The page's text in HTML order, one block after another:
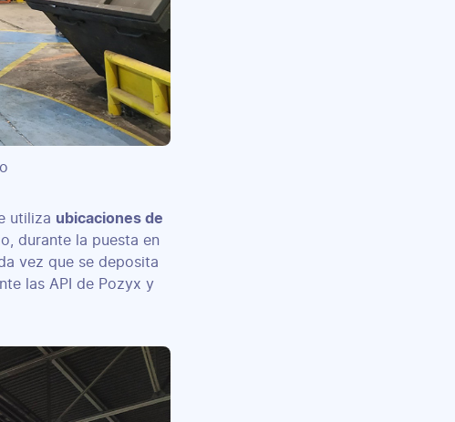
utiliza ubicaciones de
durante la puesta en
vez que se deposita
las API de Pozyx y